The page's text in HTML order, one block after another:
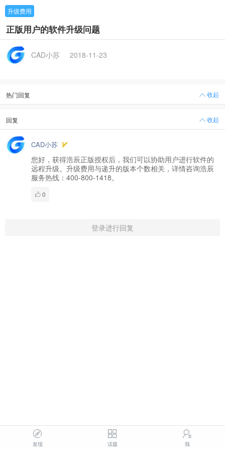
升级费用
正版用户的软件升级问题
CAD小苏 2018-11-23
热门回复 收起
回复 收起
CAD小苏
您好，获得浩辰正版授权后，我们可以协助用户进行软件的
远程升级。升级费用与递升的版本个数相关，详情咨询浩辰
服务热线：400-800-1418。
0
登录进行回复
发现 话题 我